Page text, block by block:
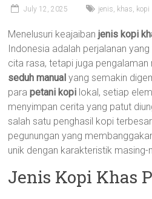
July 12, 2025 jenis, khas, kopi
Menelusuri keajaibanjenis kopi
Indonesia adalah perjalanan
cita rasa, tetapi juga pengalaman
seduh manual yang semakin
parapetani kopi lokal, setiap
menyimpan cerita yang patut
salah satu penghasil kopi
pegunungan yang
unik dengan karakteristik masing-
Jenis Kopi Khas